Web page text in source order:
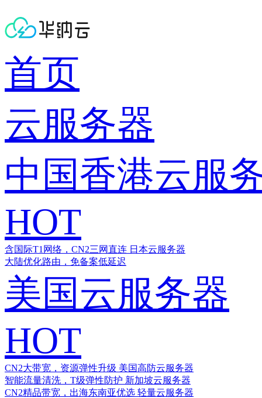
首页
云服务器
中国香港云服
HOT
含国际T1网络，CN2三网直连 日本云服务器
大陆优化路由，免备案低延迟
美国云服务器
HOT
CN2大带宽，资源弹性升级 美国高防云服务器
智能流量清洗，T级弹性防护 新加坡云服务器
CN2精品带宽，出海东南亚优选 轻量云服务器